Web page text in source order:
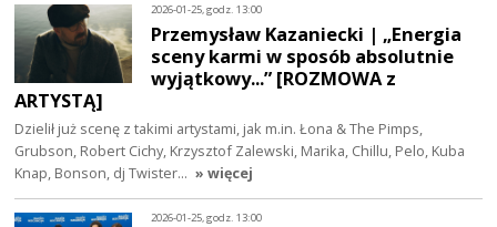
2026-01-25, godz. 13:00
Przemysław Kazaniecki | „Energia
sceny karmi w sposób absolutnie
wyjątkowy...” [ROZMOWA z
ARTYSTĄ]
Dzielił już scenę z takimi artystami, jak m.in. Łona & The Pimps,
Grubson, Robert Cichy, Krzysztof Zalewski, Marika, Chillu, Pelo, Kuba
Knap, Bonson, dj Twister… » więcej
2026-01-25, godz. 13:00